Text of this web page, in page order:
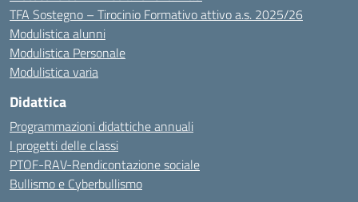
TFA Sostegno – Tirocinio Formativo attivo a.s. 2025/26
Modulistica alunni
Modulistica Personale
Modulistica varia
Didattica
Programmazioni didattiche annuali
I progetti delle classi
PTOF-RAV-Rendicontazione sociale
Bullismo e Cyberbullismo